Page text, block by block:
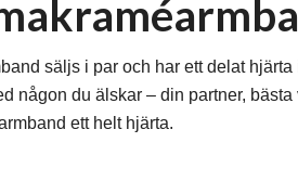
säljs i par och har ett delat
någon du älskar – din partner,
ett helt hjärta.